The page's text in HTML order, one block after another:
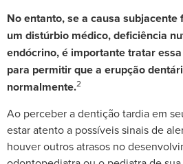
No entanto, se a causa
um distúrbio médico, deficiência
endócrino, é importante tratar
para permitir que a erupção
normalmente.2
Ao perceber a dentição tardia em
estar atento a possíveis sinais de
houver outros atrasos no